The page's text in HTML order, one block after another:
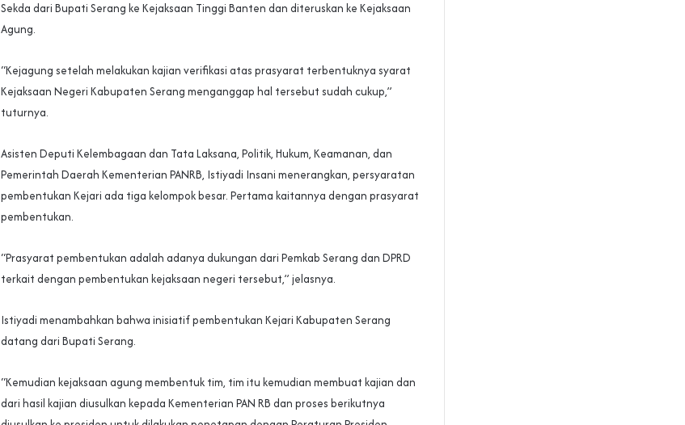
Sekda dari Bupati Serang ke Kejaksaan Tinggi Banten dan diteruskan ke Kejaksaan
Agung.
“Kejagung setelah melakukan kajian verifikasi atas prasyarat terbentuknya syarat
Kejaksaan Negeri Kabupaten Serang menganggap hal tersebut sudah cukup,”
tuturnya.
Asisten Deputi Kelembagaan dan Tata Laksana, Politik, Hukum, Keamanan, dan
Pemerintah Daerah Kementerian PANRB, Istiyadi Insani menerangkan, persyaratan
pembentukan Kejari ada tiga kelompok besar. Pertama kaitannya dengan prasyarat
pembentukan.
“Prasyarat pembentukan adalah adanya dukungan dari Pemkab Serang dan DPRD
terkait dengan pembentukan kejaksaan negeri tersebut,” jelasnya.
Istiyadi menambahkan bahwa inisiatif pembentukan Kejari Kabupaten Serang
datang dari Bupati Serang.
“Kemudian kejaksaan agung membentuk tim, tim itu kemudian membuat kajian dan
dari hasil kajian diusulkan kepada Kementerian PAN RB dan proses berikutnya